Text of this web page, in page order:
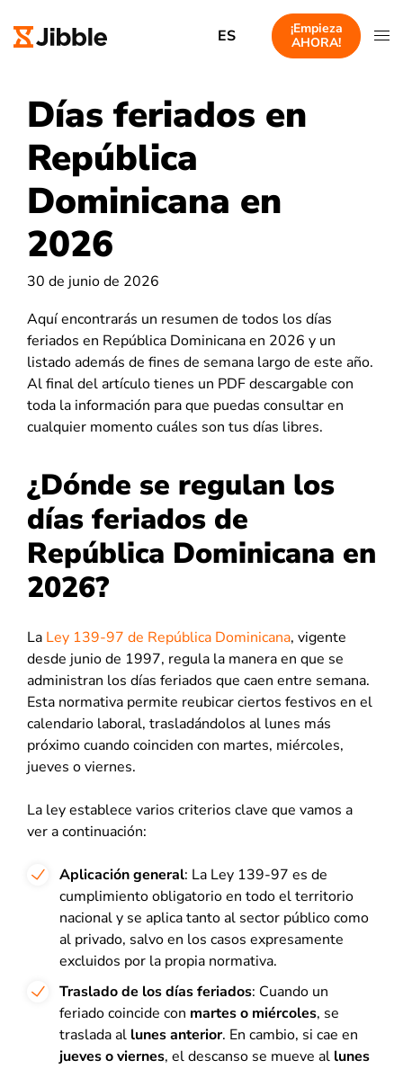
ES
¡Empieza
AHORA!
Días feriados en
República
Dominicana en
2026
30 de junio de 2026
Aquí encontrarás un resumen de todos los días
feriados en República Dominicana en 2026 y un
listado además de fines de semana largo de este año.
Al final del artículo tienes un PDF descargable con
toda la información para que puedas consultar en
cualquier momento cuáles son tus días libres.
¿Dónde se regulan los
días feriados de
República Dominicana en
2026?
La Ley 139-97 de República Dominicana, vigente
desde junio de 1997, regula la manera en que se
administran los días feriados que caen entre semana.
Esta normativa permite reubicar ciertos festivos en el
calendario laboral, trasladándolos al lunes más
próximo cuando coinciden con martes, miércoles,
jueves o viernes.
La ley establece varios criterios clave que vamos a
ver a continuación:
Aplicación general: La Ley 139-97 es de
cumplimiento obligatorio en todo el territorio
nacional y se aplica tanto al sector público como
al privado, salvo en los casos expresamente
excluidos por la propia normativa.
Traslado de los días feriados: Cuando un
feriado coincide con martes o miércoles, se
traslada al lunes anterior. En cambio, si cae en
jueves o viernes, el descanso se mueve al lunes